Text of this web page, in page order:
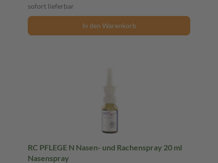
sofort lieferbar
In den Warenkorb
RC PFLEGE N Nasen- und Rachenspray 20 ml
Nasenspray